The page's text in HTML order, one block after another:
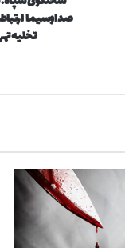
ا
ی
ن‌
ک
ر
د
تخلیه